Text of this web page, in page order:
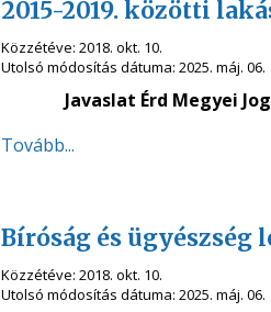
2015-2019. közötti
Közzétéve: 2018. okt. 10.
Utolsó módosítás dátuma: 2025. máj. 06.
Javaslat Érd Megyei
Tovább...
Bíróság és
Közzétéve: 2018. okt. 10.
Utolsó módosítás dátuma: 2025. máj. 06.